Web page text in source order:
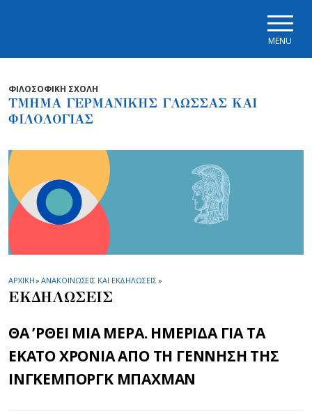
MENU
ΦΙΛΟΣΟΦΙΚΗ ΣΧΟΛΗ
ΤΜΗΜΑ ΓΕΡΜΑΝΙΚΗΣ ΓΛΩΣΣΑΣ ΚΑΙ
ΦΙΛΟΛΟΓΙΑΣ
ΑΡΧΙΚΗ» ΑΝΑΚΟΙΝΩΣΕΙΣ ΚΑΙ ΕΚΔΗΛΩΣΕΙΣ»
ΕΚΔΗΛΩΣΕΙΣ
ΘΑ ’ΡΘΕΙ ΜΙΑ ΜΕΡΑ. ΗΜΕΡΙΔΑ ΓΙΑ ΤΑ
ΕΚΑΤΟ ΧΡΟΝΙΑ ΑΠΟ ΤΗ ΓΕΝΝΗΣΗ ΤΗΣ
ΙΝΓΚΕΜΠΟΡΓΚ ΜΠΑΧΜΑΝ